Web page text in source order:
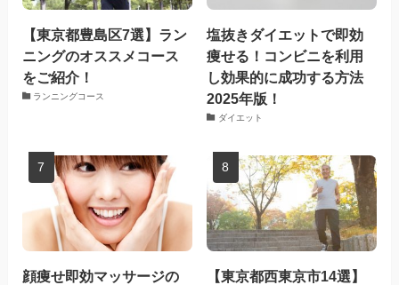
【東京都豊島区7選】ラン
ニングのオススメコース
をご紹介！
ランニングコース
塩抜きダイエットで即効
痩せる！コンビニを利用
し効果的に成功する方法
2025年版！
ダイエット
顔痩せ即効マッサージの
【東京都西東京市14選】